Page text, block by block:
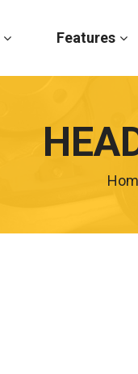
Features